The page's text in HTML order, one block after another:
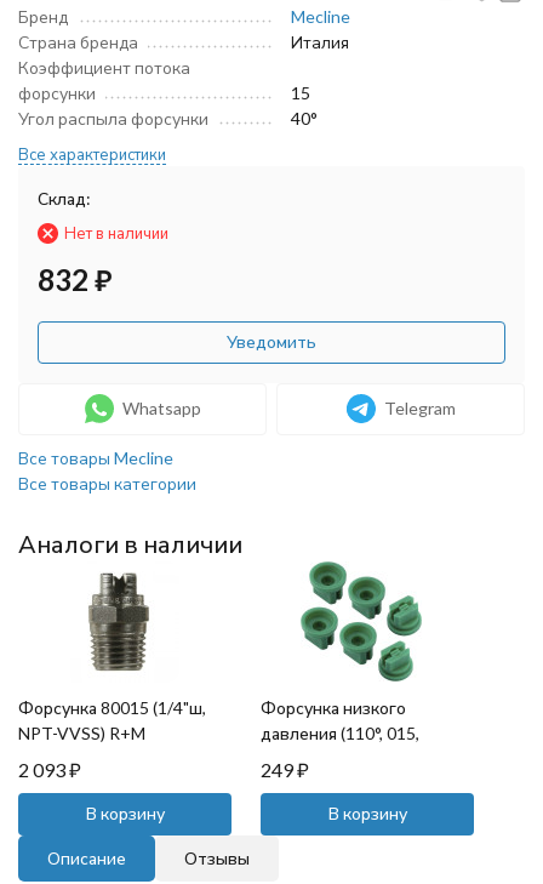
Бренд
Mecline
Страна бренда
Италия
Коэффициент потока
форсунки
15
Угол распыла форсунки
40°
Все характеристики
Склад:
Нет в наличии
832 ₽
Уведомить
Whatsapp Telegram
Все товары Mecline
Все товары категории
Аналоги в наличии
Форсунка 80015 (1/4"ш,
NPT-VVSS) R+M
2 093₽
В корзину
Форсунка низкого
давления (110°, 015,
зеленая) TOR
249₽
В корзину
Описание Отзывы